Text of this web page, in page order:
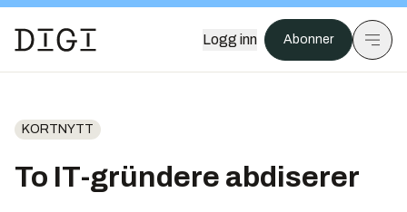
Logg inn Abonner
KORTNYTT
To IT-gründere abdiserer